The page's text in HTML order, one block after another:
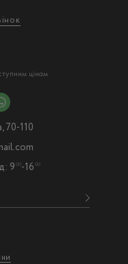
цінам
70-110
9 00-16 00